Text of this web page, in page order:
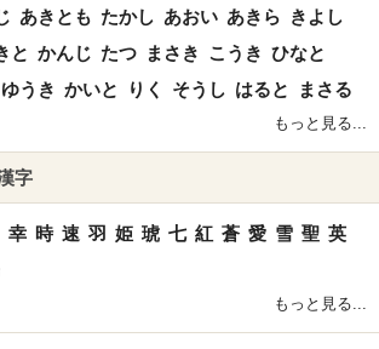
あきとも たかし あおい あきら きよし
と かんじ たつ まさき こうき ひなと
ゆうき かいと りく そうし はると まさる
もっと見る...
字
幸 時 速 羽 姫 琥 七 紅 蒼 愛 雪 聖 英
もっと見る...